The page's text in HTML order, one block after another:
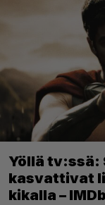
Yöllä
kasvattivat
kikalla –